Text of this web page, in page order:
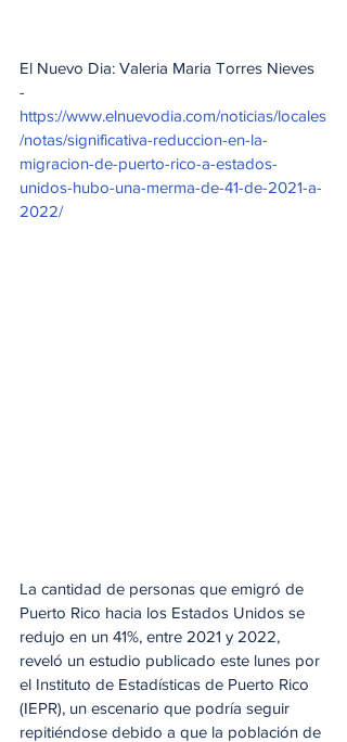
El Nuevo Dia: Valeria Maria Torres Nieves
-
https://www.elnuevodia.com/noticias/locales
/notas/significativa-reduccion-en-la-
migracion-de-puerto-rico-a-estados-
unidos-hubo-una-merma-de-41-de-2021-a-
2022/
La cantidad de personas que emigró de
Puerto Rico hacia los Estados Unidos se
redujo en un 41%, entre 2021 y 2022,
reveló un estudio publicado este lunes por
el Instituto de Estadísticas de Puerto Rico
(IEPR), un escenario que podría seguir
repitiéndose debido a que la población de